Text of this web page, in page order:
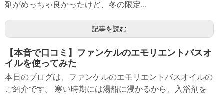
剤がめっちゃ良かったけど、冬の限定...
記事を読む
【本音で口コミ】ファンケルのエモリエントバスオ
イルを使ってみた
本日のブログは、ファンケルのエモリエントバスオイルの
ご紹介です。 寒い時期には湯船に浸かるから、入浴剤を